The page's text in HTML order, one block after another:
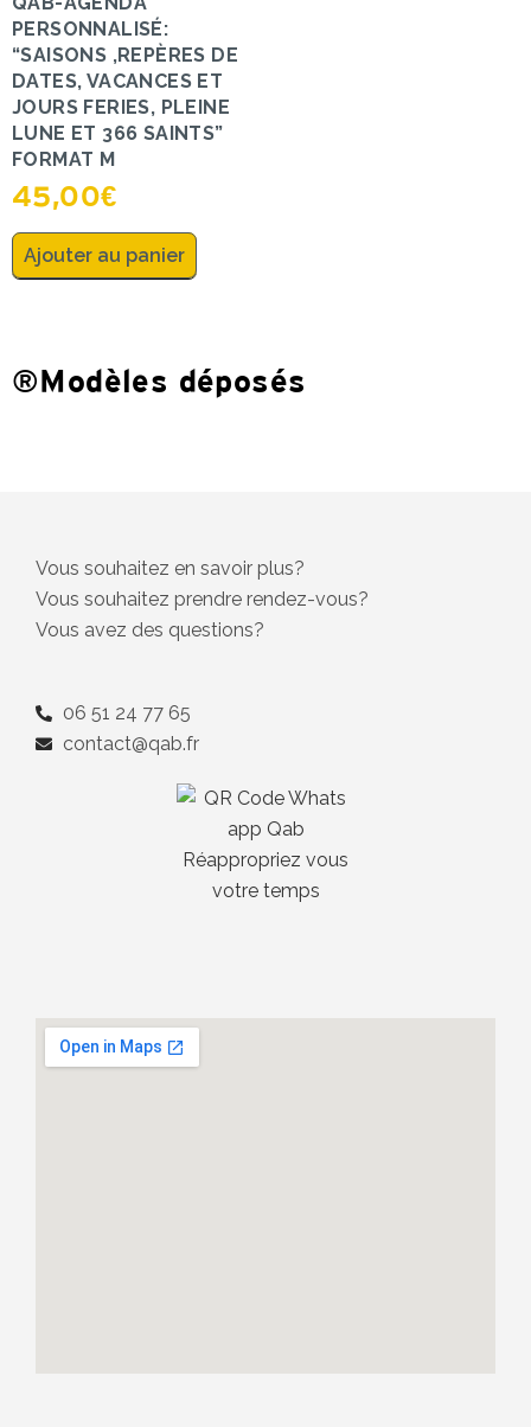
PERSONNALISÉ:
“SAISONS ,REPÈRES DE
DATES, VACANCES ET
JOURS FERIES, PLEINE
LUNE ET 366 SAINTS”
FORMAT M
45,00€
Ajouter au panier
®Modèles déposés
Vous souhaitez en savoir plus?
Vous souhaitez prendre rendez-vous?
Vous avez des questions?
06 51 24 77 65
contact@qab.fr